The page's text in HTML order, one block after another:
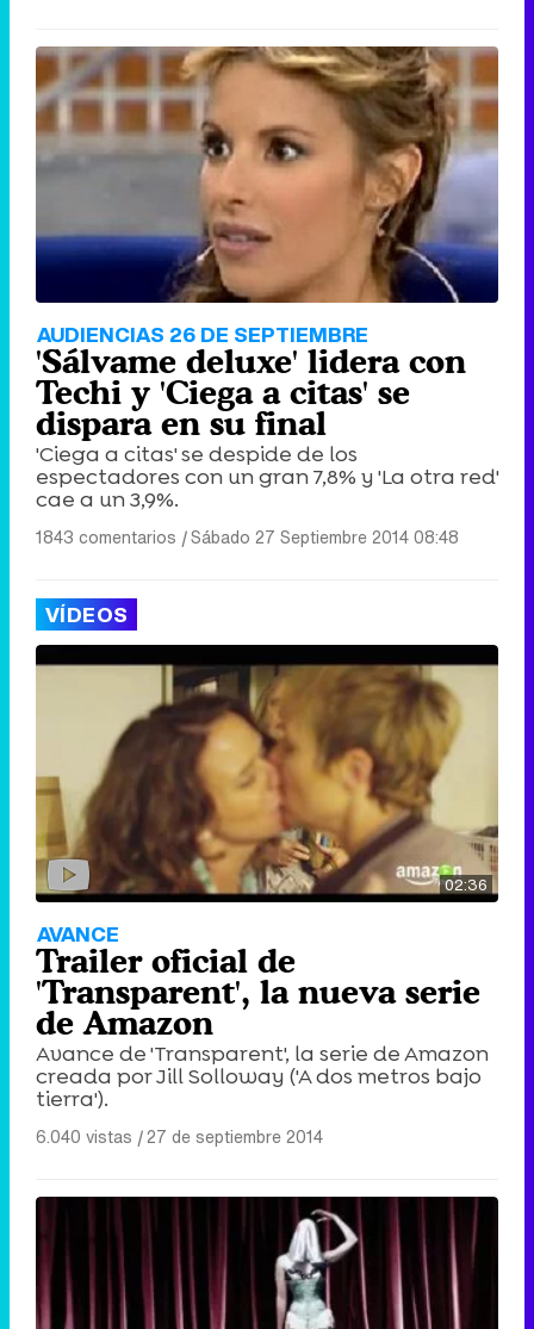
AUDIENCIAS 26 DE SEPTIEMBRE
'Sálvame deluxe' lidera con
Techi y 'Ciega a citas' se
dispara en su final
'Ciega a citas' se despide de los
espectadores con un gran 7,8% y 'La otra red'
cae a un 3,9%.
1843 comentarios |Sábado 27 Septiembre 2014 08:48
VÍDEOS
02:36
AVANCE
Trailer oficial de
'Transparent', la nueva serie
de Amazon
Avance de 'Transparent', la serie de Amazon
creada por Jill Solloway ('A dos metros bajo
tierra').
6.040 vistas |27 de septiembre 2014